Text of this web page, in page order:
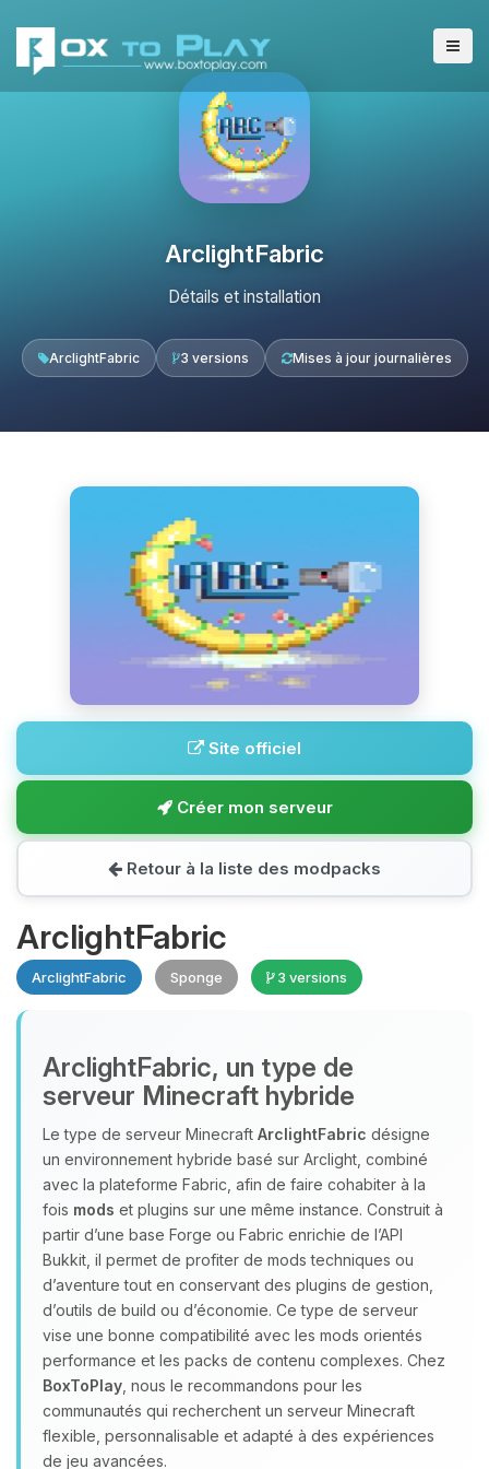
ArclightFabric
Détails et installation
ArclightFabric 3 versions Mises à jour journalières
Site officiel
Créer mon serveur
Retour à la liste des modpacks
ArclightFabric
ArclightFabric Sponge 3 versions
ArclightFabric, un type de
serveur Minecraft hybride
Le type de serveur Minecraft ArclightFabric désigne
un environnement hybride basé sur Arclight, combiné
avec la plateforme Fabric, afin de faire cohabiter à la
fois mods et plugins sur une même instance. Construit à
partir d’une base Forge ou Fabric enrichie de l’API
Bukkit, il permet de profiter de mods techniques ou
d’aventure tout en conservant des plugins de gestion,
d’outils de build ou d’économie. Ce type de serveur
vise une bonne compatibilité avec les mods orientés
performance et les packs de contenu complexes. Chez
BoxToPlay , nous le recommandons pour les
communautés qui recherchent un serveur Minecraft
flexible, personnalisable et adapté à des expériences
de jeu avancées.
Youpi, enfin quelqu’un pour me
parler ! Moi c’est Choupy, ton petit
assistant BoxToPlay. Dis-moi ce dont
tu as besoin et je vais remuer mes
petits circuits pour t’aider.
06/08/2026 à 01:14